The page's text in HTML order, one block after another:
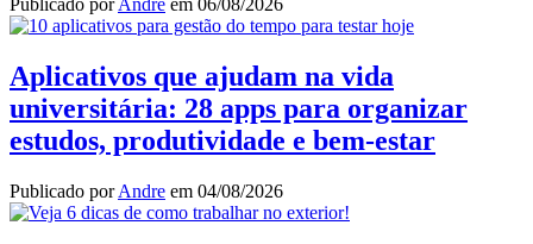
Aplicativos que ajudam na vida
universitária: 28 apps para organizar
estudos, produtividade e bem-estar
Publicado porAndre em 04/08/2026